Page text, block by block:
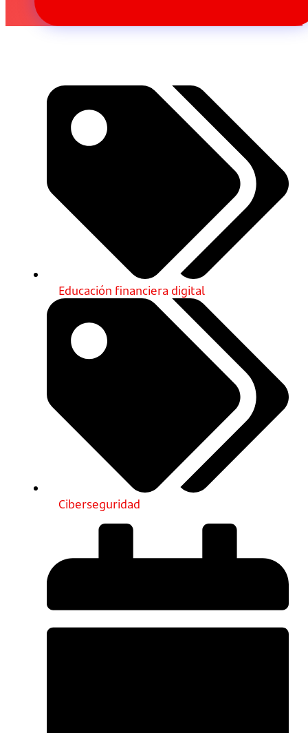
Educación financiera digital
Ciberseguridad